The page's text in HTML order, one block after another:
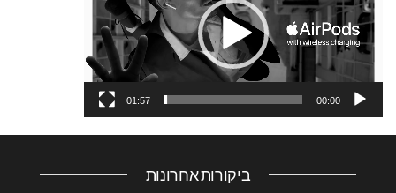
00:00
01:57
ביקורות אחרונות